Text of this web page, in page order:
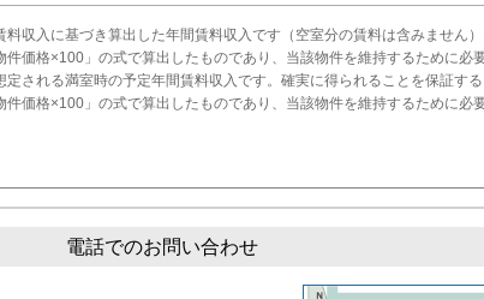
収入に基づき算出した年間賃料収入です（空室分の賃料は含みません
価格×100」の式で算出したものであり、当該物件を維持するために必
される満室時の予定年間賃料収入です。確実に得られることを保証する
価格×100」の式で算出したものであり、当該物件を維持するために必
電話でのお問い合わせ